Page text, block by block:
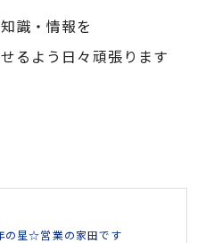
識・情報を
るよう日々頑張ります
星☆営業の家田です